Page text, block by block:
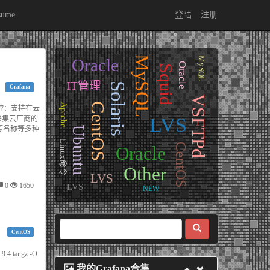
登陆 注册
Grafana
：支持在云
云厂商的
名称等多种
0 1650
CentOS
-O
LVS
SolarisMySQL
CentOS Oracle
Other
Squid
VSFTPd
Oracle
Ubuntu CentOS
LVS
IT管理 Oracle
LVS
Linux命令
Apache
MySQL
NEW